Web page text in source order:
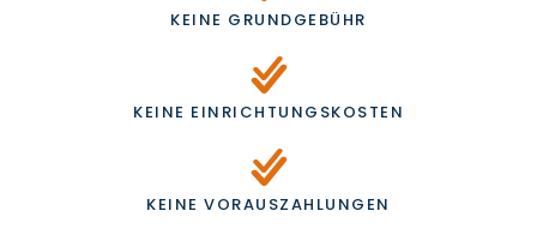
KEINE GRUNDGEBÜHR
KEINE EINRICHTUNGSKOSTEN
KEINE VORAUSZAHLUNGEN